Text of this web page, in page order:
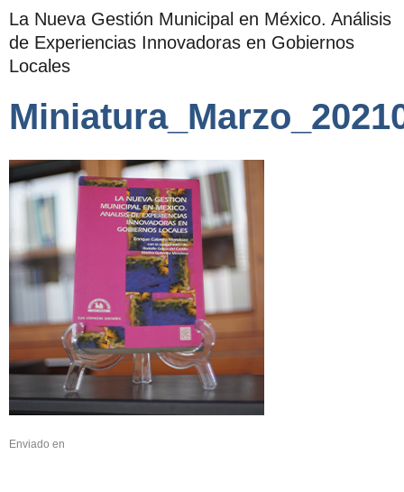
La Nueva Gestión Municipal en México. Análisis
de Experiencias Innovadoras en Gobiernos
Locales
Enviado en